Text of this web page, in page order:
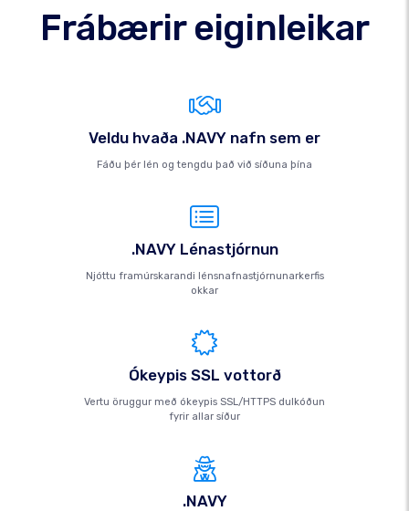
Frábærir eiginleikar
Veldu hvaða .NAVY nafn sem er
Fáðu þér lén og tengdu það við síðuna þína
.NAVY Lénastjórnun
Njóttu framúrskarandi lénsnafnastjórnunarkerfis
okkar
Ókeypis SSL vottorð
Vertu öruggur með ókeypis SSL/HTTPS dulkóðun
fyrir allar síður
.NAVY